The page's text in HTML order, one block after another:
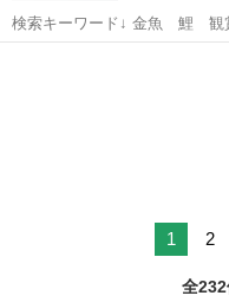
検索キーワード↓ 金魚
淡水魚 鉄魚 ベ…
1 2
全